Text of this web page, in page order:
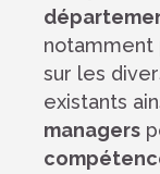
notamment
sur les
existants
managers